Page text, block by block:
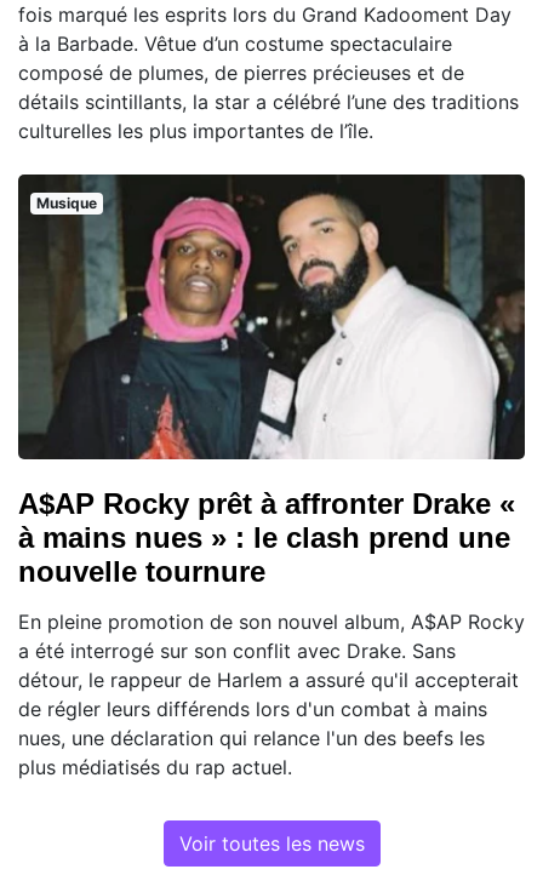
fois marqué les esprits lors du Grand Kadooment Day
à la Barbade. Vêtue d’un costume spectaculaire
composé de plumes, de pierres précieuses et de
détails scintillants, la star a célébré l’une des traditions
culturelles les plus importantes de l’île.
Musique
A$AP Rocky prêt à affronter Drake «
à mains nues » : le clash prend une
nouvelle tournure
En pleine promotion de son nouvel album, A$AP Rocky
a été interrogé sur son conflit avec Drake. Sans
détour, le rappeur de Harlem a assuré qu'il accepterait
de régler leurs différends lors d'un combat à mains
nues, une déclaration qui relance l'un des beefs les
plus médiatisés du rap actuel.
Voir toutes les news